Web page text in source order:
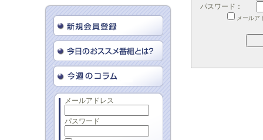
メールアドレス
パスワード
パスワード：
メールア